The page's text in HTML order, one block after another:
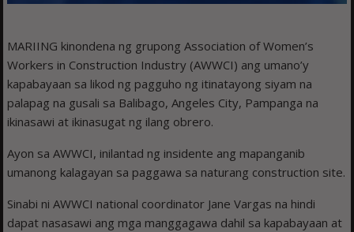
MARIING kinondena ng grupong Association of Women’s
Workers in Construction Industry (AWWCI) ang umano’y
kapabayaan sa likod ng pagguho ng itinatayong siyam na
palapag na gusali sa Balibago, Angeles City, Pampanga na
ikinasawi at ikinasugat ng ilang obrero.
Ayon sa AWWCI, inilantad ng insidente ang mapanganib
umanong kalagayan sa paggawa sa naturang construction site.
Sinabi ni AWWCI national coordinator Jane Vargas na hindi
dapat nasasawi ang mga manggagawa dahil sa kapabayaan at